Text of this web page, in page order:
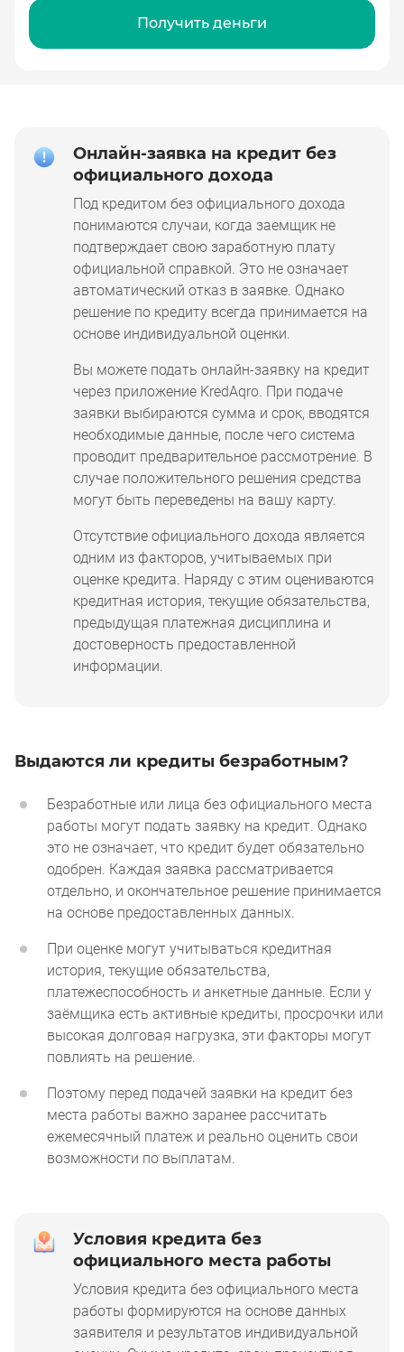
Получить деньги
Онлайн-заявка на кредит без
официального дохода
Под кредитом без официального дохода
понимаются случаи, когда заемщик не
подтверждает свою заработную плату
официальной справкой. Это не означает
автоматический отказ в заявке. Однако
решение по кредиту всегда принимается на
основе индивидуальной оценки.
Вы можете подать онлайн-заявку на кредит
через приложение KredAqro. При подаче
заявки выбираются сумма и срок, вводятся
необходимые данные, после чего система
проводит предварительное рассмотрение. В
случае положительного решения средства
могут быть переведены на вашу карту.
Отсутствие официального дохода является
одним из факторов, учитываемых при
оценке кредита. Наряду с этим оцениваются
кредитная история, текущие обязательства,
предыдущая платежная дисциплина и
достоверность предоставленной
информации.
Выдаются ли кредиты безработным?
Безработные или лица без официального места
работы могут подать заявку на кредит. Однако
это не означает, что кредит будет обязательно
одобрен. Каждая заявка рассматривается
отдельно, и окончательное решение принимается
на основе предоставленных данных.
При оценке могут учитываться кредитная
история, текущие обязательства,
платежеспособность и анкетные данные. Если у
заёмщика есть активные кредиты, просрочки или
высокая долговая нагрузка, эти факторы могут
повлиять на решение.
Поэтому перед подачей заявки на кредит без
места работы важно заранее рассчитать
ежемесячный платеж и реально оценить свои
возможности по выплатам.
Условия кредита без
официального места работы
Условия кредита без официального места
работы формируются на основе данных
заявителя и результатов индивидуальной